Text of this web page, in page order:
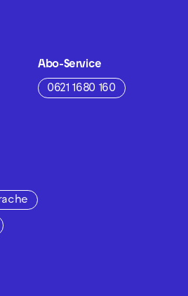
Abo-Service
0621 1680 160